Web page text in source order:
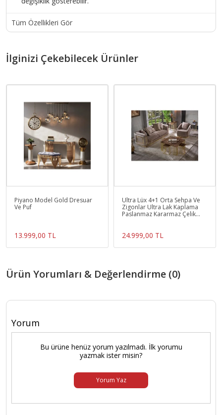
Tüm Özellikleri Gör
İlginizi Çekebilecek Ürünler
Piyano Model Gold Dresuar
Ve Puf
13.999,00 TL
Ultra Lüx 4+1 Orta Sehpa Ve
Zigonlar Ultra Lak Kaplama
Paslanmaz Kararmaz Çelik
24.999,00 TL
Ürün Yorumları & Değerlendirme (0)
Yorum
Bu ürüne henüz yorum yazılmadı. İlk yorumu
yazmak ister misin?
Yorum Yaz